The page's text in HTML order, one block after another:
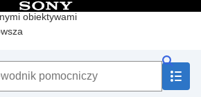
obiektywami
Spis treści
pomocniczy”
elementów